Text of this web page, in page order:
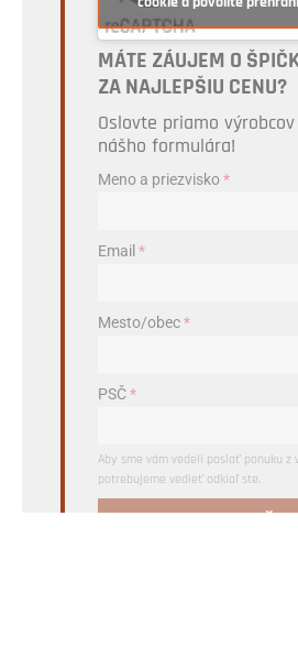
MÁTE ZÁUJEM O
ZA NAJLEPŠIU CENU?
Oslovte priamo
nášho formulára!
Meno a priezvisko*
Email *
Mesto/obec*
PSČ*
Aby sme vám vedeli poslať ponuku z
potrebujeme vedieť odkiaľ ste.